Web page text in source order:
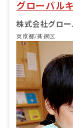
グローバル
株式会社グロ
東京都/新宿区